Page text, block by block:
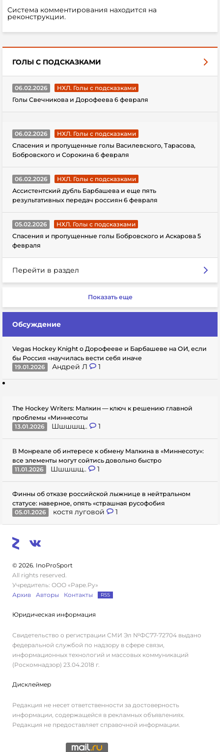
Система комментирования находится на
реконструкции.
ГОЛЫ С ПОДСКАЗКАМИ
06.02.2026
НХЛ. Голы с подсказками
Голы Свечникова и Дорофеева 6 февраля
06.02.2026
НХЛ. Голы с подсказками
Спасения и пропущенные голы Василевского, Тарасова,
Бобровского и Сорокина 6 февраля
06.02.2026
НХЛ. Голы с подсказками
Ассистентский дубль Барбашева и еще пять
результативных передач россиян 6 февраля
05.02.2026
НХЛ. Голы с подсказками
Спасения и пропущенные голы Бобровского и Аскарова 5
февраля
Перейти в раздел
Показать еще
Обсуждение
Vegas Hockey Knight о Дорофееве и Барбашеве на ОИ, если
бы Россия «научилась вести себя иначе
19.01.2026
Андрей Л 1
The Hockey Writers: Малкин — ключ к решению главной
проблемы «Миннесоты
13.01.2026
Шшшшщ.. 1
В Монреале об интересе к обмену Малкина в «Миннесоту»:
все элементы могут сойтись довольно быстро
11.01.2026
Шшшшщ.. 1
Финны об отказе российской лыжнице в нейтральном
статусе: наверное, опять «страшная русофобия
05.01.2026
костя луговой 1
© 2026. InoProSport
All rights reserved.
Учредитель: ООО «Раре.Ру»
Архив
Авторы Контакты RSS
Юридическая информация
Свидетельство о регистрации СМИ Эл №ФС77-72704 выдано
федеральной службой по надзору в сфере связи,
информационных технологий и массовых коммуникаций
(Роскомнадзор) 23.04.2018 г.
Дисклеймер
Редакция не несет ответственности за достоверность
информации, содержащейся в рекламных объявлениях.
Редакция не предоставляет справочной информации.